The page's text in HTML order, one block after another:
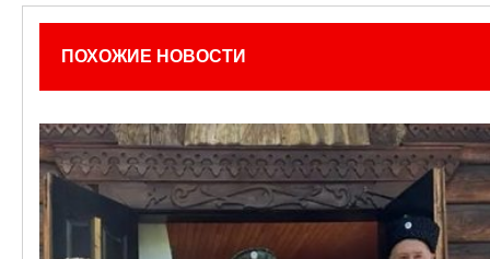
ПОХОЖИЕ НОВОСТИ